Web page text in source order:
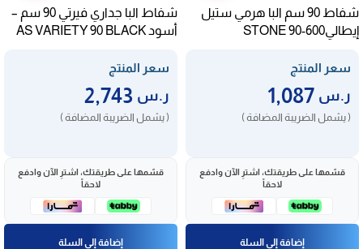
شفاط 90 سم البا هرمي ستيل
إيطاليSTONE 90-600
سعر المنتج
ر.س
( يشمل الضريبة المضافة )
قسّمها على طريقتك، اشترِ الآن وادفع
لاحقاً
إضافة إلى السلة
شفاط البا جداري فيرتي 90 سم –
أسود AS VARIETY 90 BLACK
سعر المنتج
ر.س
( يشمل الضريبة المضافة )
قسّمها على طريقتك، اشترِ الآن وادفع
لاحقاً
إضافة إلى السلة